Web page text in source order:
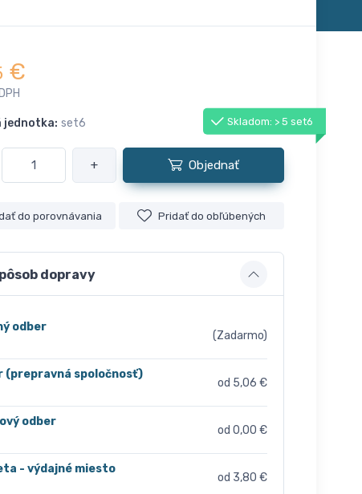
€
jednotka: set6 Skladom: > 5 set6
+ Objednať
do porovnávania Pridať do obľúbených
dopravy
odber
(Zadarmo)
(prepravná spoločnosť)
od 5,06 €
odber
od 0,00 €
- výdajné miesto
od 3,80 €